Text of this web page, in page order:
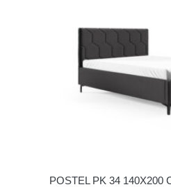
POSTEL PK 34 140X200